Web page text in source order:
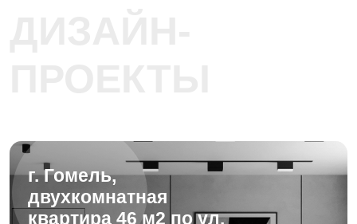
г. Гомель,
двухкомнатная
квартира 46 м2 по ул.